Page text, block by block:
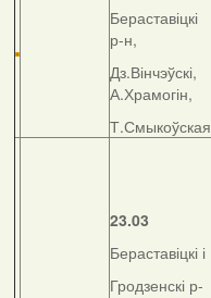
Бераставіцкі
р-н,
Дз.Вінчэўскі,
А.Храмогін,
Т.Смыкоўская
23.03
Бераставіцкі і
Гродзенскі р-